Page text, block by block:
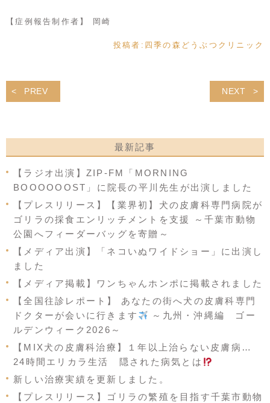
【症例報告制作者】 岡崎
投稿者: 四季の森どうぶつクリニック
PREV NEXT
最新記事
【ラジオ出演】ZIP-FM「MORNING
BOOOOOOST」に院長の平川先生が出演しました
【プレスリリース】【業界初】犬の皮膚科専門病院が
ゴリラの採食エンリッチメントを支援 ～千葉市動物
公園へフィーダーバッグを寄贈～
【メディア出演】「ネコいぬワイドショー」に出演し
ました
【メディア掲載】ワンちゃんホンポに掲載されました
【全国往診レポート】 あなたの街へ犬の皮膚科専門
ドクターが会いに行きます
～九州・沖縄編 ゴー
ルデンウィーク2026～
【MIX犬の皮膚科治療】１年以上治らない皮膚病…
24時間エリカラ生活 隠された病気とは
新しい治療実績を更新しました。
【プレスリリース】ゴリラの繁殖を目指す千葉市動物